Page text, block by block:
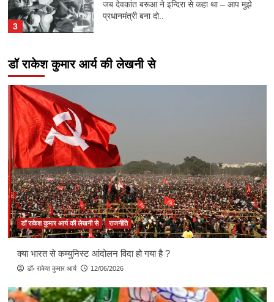
3
जब देवकांत बरूआ ने इन्दिरा से कहा था – आप मुझे
प्रधानमंत्री बना दो..
4
इतिहास के पन्नों से
5
भारत के 1235 वर्षीय स्वतंत्रता संग्राम का इतिहास
संपूर्ण भारत कभी गुलाम नही रहा
मुक्ति के अभिलाशी बन गये ‘दास’
1
इतिहास के पन्नों से
” गद्दारों के शीशमहल “
2
आओ कुछ जाने
डॉ राकेश कुमार आर्य की लेखनी से
डॉ राकेश कुमार आर्य की लेखनी से राजनीति
क्या भारत से कम्युनिस्ट आंदोलन विदा हो गया है ?
डॉ॰ राकेश कुमार आर्य 12/06/2026